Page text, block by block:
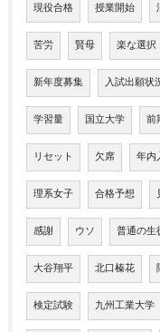
現役合格 授業開始
苦労 賢母 楽な選択
新年度募集 入試出願状
学習量 国立大学 前
リセット 欠席 年内
理系女子 合格予想
感謝 ウソ 普通の生
大谷翔平 北口榛花
検定試験 九州工業大学